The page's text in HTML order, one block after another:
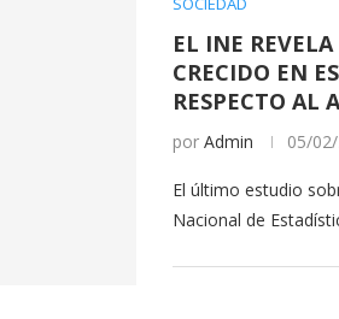
EL INE
CRECIDO EN
RESPECTO AL
por Admin 05/
El último estudio
Nacional de